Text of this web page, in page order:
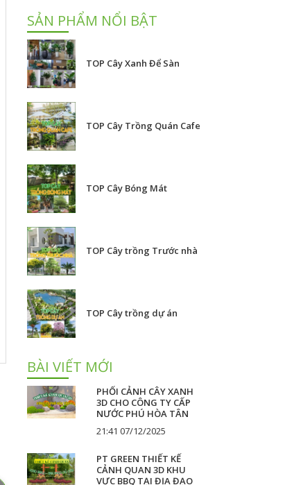
SẢN PHẨM NỔI BẬT
TOP Cây Xanh Để Sàn
TOP Cây Trồng Quán Cafe
TOP Cây Bóng Mát
TOP Cây trồng Trước nhà
TOP Cây trồng dự án
BÀI VIẾT MỚI
PHỐI CẢNH CÂY XANH
3D CHO CÔNG TY CẤP
NƯỚC PHÚ HÒA TÂN
21:41 07/12/2025
PT GREEN THIẾT KẾ
CẢNH QUAN 3D KHU
VỰC BBQ TẠI ĐỊA ĐẠO